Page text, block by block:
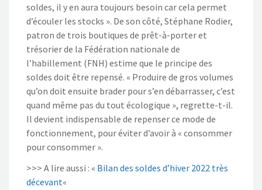
soldes, il y en aura toujours besoin car cela permet
d’écouler les stocks ». De son côté, Stéphane Rodier,
patron de trois boutiques de prêt-à-porter et
trésorier de la Fédération nationale de
l’habillement (FNH) estime que le principe des
soldes doit être repensé. « Produire de gros volumes
qu’on doit ensuite brader pour s’en débarrasser, c’est
quand même pas du tout écologique », regrette-t-il.
Il devient indispensable de repenser ce mode de
fonctionnement, pour éviter d’avoir à « consommer
pour consommer ».
>>> A lire aussi : « Bilan des soldes d’hiver 2022 très
décevant«